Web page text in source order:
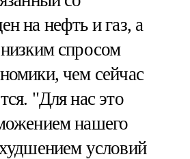
на нефть и газ, а
спросом
чем сейчас
"Для нас это
нашего
условий